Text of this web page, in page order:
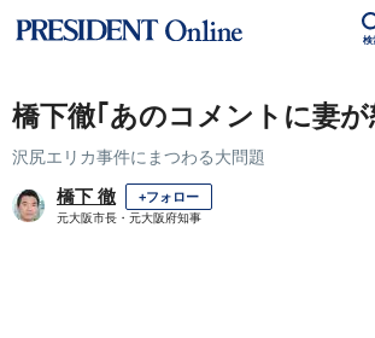
検
橋下徹｢あのコメントに妻
沢尻エリカ事件にまつわる大問題
橋下 徹 +フォロー
元大阪市長・元大阪府知事